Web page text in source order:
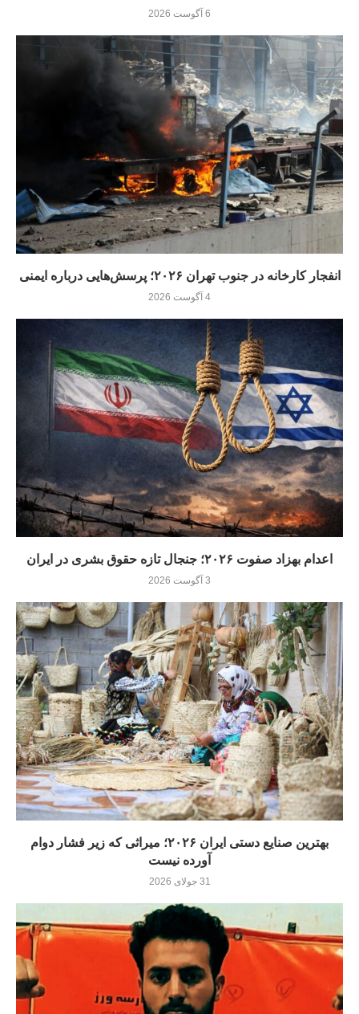
6 آگوست 2026
انفجار کارخانه در جنوب تهران ۲۰۲۶؛ پرسش‌هایی درباره ایمنی
4 آگوست 2026
اعدام بهزاد صفوت ۲۰۲۶؛ جنجال تازه حقوق بشری در ایران
3 آگوست 2026
بهترین صنایع دستی ایران ۲۰۲۶؛ میراثی که زیر فشار دوام
آورده نيست
31 جولای 2026